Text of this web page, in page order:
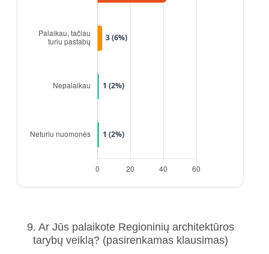
9. Ar Jūs palaikote Regioninių architektūros
tarybų veiklą? (pasirenkamas klausimas)